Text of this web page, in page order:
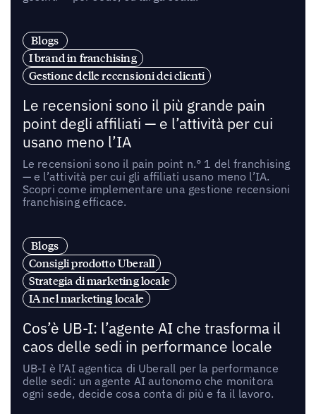
Blogs
I brand in franchising
Gestione delle recensioni dei clienti
Le recensioni sono il più grande pain
point degli affiliati — e l’attività per cui
usano meno l’IA
Le recensioni sono il pain point n.° 1 del franchising
— e l’attività per cui gli affiliati usano meno l’IA.
Scopri come implementare una gestione recensioni
franchising efficace.
Blogs
Consigli prodotto Uberall
Strategia di marketing locale
IA nel marketing locale
Cos’è UB-I: l’agente AI che trasforma il
caos delle sedi in performance locale
UB-I è l’AI agentica di Uberall per la performance
delle sedi: un agente AI autonomo che monitora
ogni sede, decide cosa conta di più e fa il lavoro.